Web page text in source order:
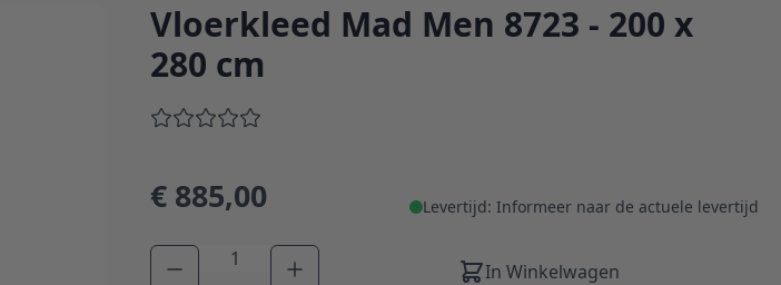
Vloerkleed Mad Men 8723 - 200 x
280 cm
€ 885,00 Levertijd: Informeer naar de actuele levertijd
Aantal
In Winkelwagen